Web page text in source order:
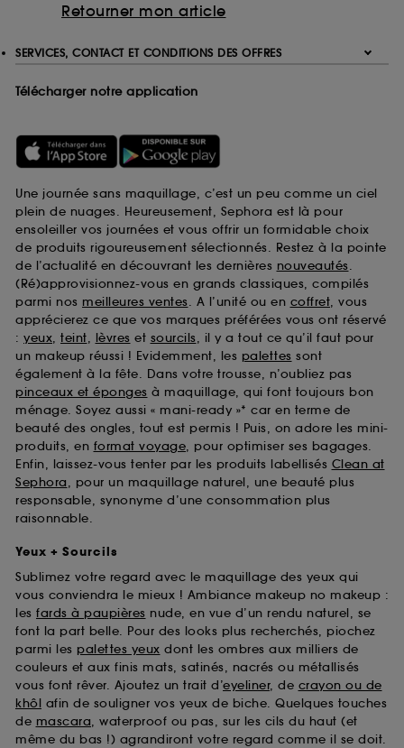
Retourner mon article
SERVICES, CONTACT ET CONDITIONS DES OFFRES
Télécharger notre application
Une journée sans maquillage, c’est un peu comme un ciel
plein de nuages. Heureusement, Sephora est là pour
ensoleiller vos journées et vous offrir un formidable choix
de produits rigoureusement sélectionnés. Restez à la pointe
de l’actualité en découvrant les dernières nouveautés.
(Ré)approvisionnez-vous en grands classiques, compilés
parmi nos meilleures ventes. A l’unité ou en coffret, vous
apprécierez ce que vos marques préférées vous ont réservé
: yeux, teint, lèvres et sourcils, il y a tout ce qu’il faut pour
un makeup réussi ! Evidemment, les palettes sont
également à la fête. Dans votre trousse, n’oubliez pas
pinceaux et éponges à maquillage, qui font toujours bon
ménage. Soyez aussi « mani-ready »* car en terme de
beauté des ongles, tout est permis ! Puis, on adore les mini-
produits, en format voyage, pour optimiser ses bagages.
Enfin, laissez-vous tenter par les produits labellisés Clean at
Sephora, pour un maquillage naturel, une beauté plus
responsable, synonyme d’une consommation plus
raisonnable.
Yeux + Sourcils
Sublimez votre regard avec le maquillage des yeux qui
vous conviendra le mieux ! Ambiance makeup no makeup :
les fards à paupières nude, en vue d’un rendu naturel, se
font la part belle. Pour des looks plus recherchés, piochez
parmi les palettes yeux dont les ombres aux milliers de
couleurs et aux finis mats, satinés, nacrés ou métallisés
vous font rêver. Ajoutez un trait d’eyeliner, de crayon ou de
khôl afin de souligner vos yeux de biche. Quelques touches
de mascara, waterproof ou pas, sur les cils du haut (et
même du bas !) agrandiront votre regard comme il se doit.